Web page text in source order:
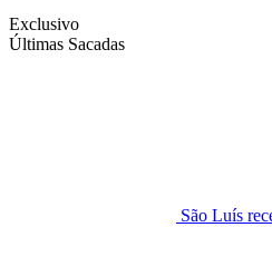
Exclusivo
Últimas Sacadas
São Luís